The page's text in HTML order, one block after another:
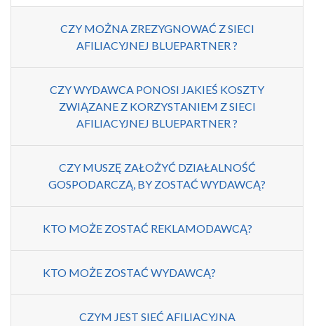
CZY MOŻNA ZREZYGNOWAĆ Z SIECI
AFILIACYJNEJ BLUEPARTNER ?
CZY WYDAWCA PONOSI JAKIEŚ KOSZTY
ZWIĄZANE Z KORZYSTANIEM Z SIECI
AFILIACYJNEJ BLUEPARTNER ?
CZY MUSZĘ ZAŁOŻYĆ DZIAŁALNOŚĆ
GOSPODARCZĄ, BY ZOSTAĆ WYDAWCĄ?
KTO MOŻE ZOSTAĆ REKLAMODAWCĄ?
KTO MOŻE ZOSTAĆ WYDAWCĄ?
CZYM JEST SIEĆ AFILIACYJNA